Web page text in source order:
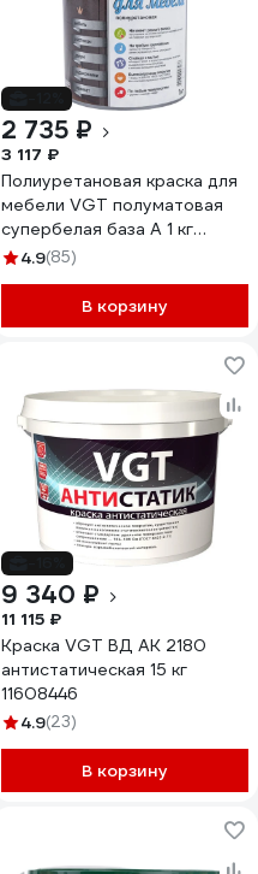
2 735 ₽
3 117 ₽
Полиуретановая краска для
мебели VGT полуматовая
супербелая база А 1 кг
11607706
4.9(85)
В корзину
9 340 ₽
11 115 ₽
Краска VGT ВД АК 2180
антистатическая 15 кг
11608446
4.9(23)
В корзину